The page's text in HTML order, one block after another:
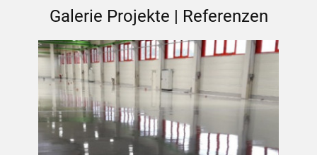
Galerie Projekte | Referenzen